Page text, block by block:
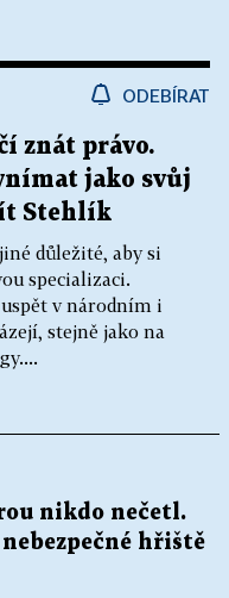
ODEBÍRAT
znát právo.
jako svůj
Stehlík
důležité, aby si
specializaci.
v národním i
stejně jako na
nikdo nečetl.
hřiště